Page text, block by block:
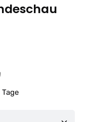
Wert